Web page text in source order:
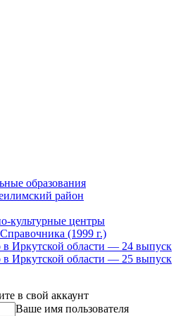
образования
район
культурные центры
(1999 г.)
в Иркутской области — 24 выпуск
в Иркутской области — 25 выпуск
в свой аккаунт
Ваше имя пользователя